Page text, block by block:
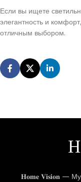
Если вы ищете
элегантность и
отличным выбором.
𝐇𝐨𝐦𝐞 𝐕𝐢𝐬𝐢𝐨𝐧 —